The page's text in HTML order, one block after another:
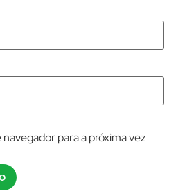
para a próxima vez